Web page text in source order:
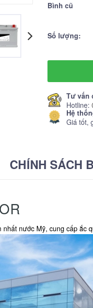
Bình cũ
Số lượng:
Tư vấn
Hotline:
Hệ
Giá tốt,
CHÍNH SÁCH
nước Mỹ, cung cấp